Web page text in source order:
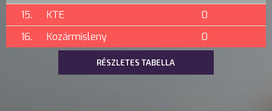
15.
KTE
0
16.
Kozármisleny 0
RÉSZLETES TABELLA